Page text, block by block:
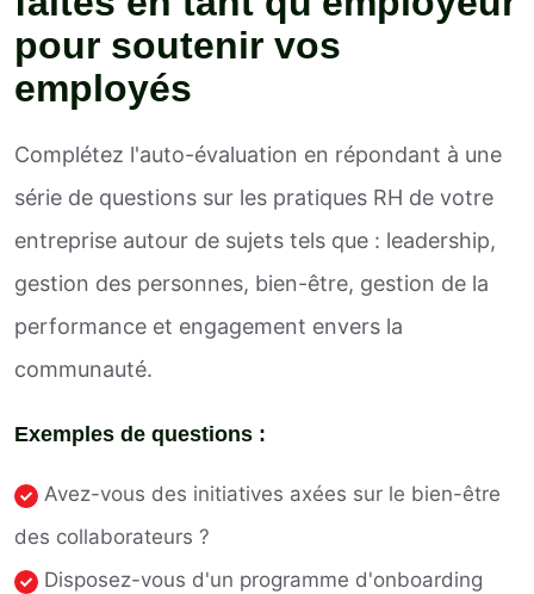
pour soutenir vos
employés
Complétez l'auto-évaluation en répondant à une
série de questions sur les pratiques RH de votre
entreprise autour de sujets tels que : leadership,
gestion des personnes, bien-être, gestion de la
performance et engagement envers la
communauté.
Exemples de questions :
Avez-vous des initiatives axées sur le bien-être
des collaborateurs ?
Disposez-vous d'un programme d'onboarding